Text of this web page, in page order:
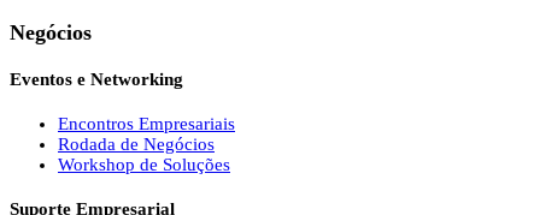
Negócios
Eventos e Networking
Encontros Empresariais
Rodada de Negócios
Workshop de Soluções
Suporte Empresarial